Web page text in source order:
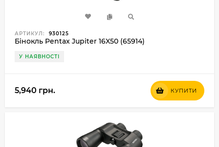
АРТИКУЛ: 930125
Бінокль Pentax Jupiter 16X50 (65914)
У НАЯВНОСТІ
5,940 грн. КУПИТИ